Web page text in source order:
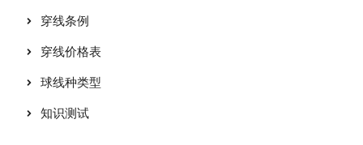
穿线条例
穿线价格表
球线种类型
知识测试